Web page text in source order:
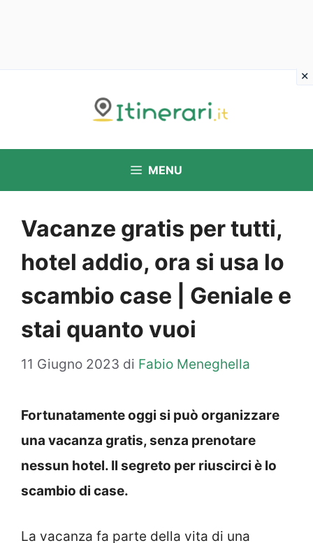
MENU
Vacanze gratis per tutti,
hotel addio, ora si usa lo
scambio case | Geniale e
stai quanto vuoi
11 Giugno 2023 di Fabio Meneghella
Fortunatamente oggi si può organizzare
una vacanza gratis, senza prenotare
nessun hotel. Il segreto per riuscirci è lo
scambio di case.
La vacanza fa parte della vita di una